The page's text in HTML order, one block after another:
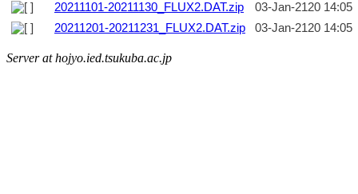
20211101-20211130_FLUX2.DAT.zip
03-Jan-2120 14:05
20211201-20211231_FLUX2.DAT.zip
03-Jan-2120 14:05
Server at hojyo.ied.tsukuba.ac.jp